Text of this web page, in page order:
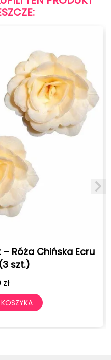
Róża Chińska Ecru
szt.)
zł